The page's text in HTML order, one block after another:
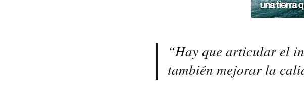
“Hay que articular el
también mejorar la